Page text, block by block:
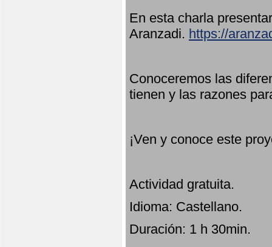
En esta charla
Aranzadi. https://
Conoceremos las
tienen y las razones
¡Ven y conoce este
Actividad gratuita.
Idioma: Castellano.
Duración: 1 h 30min.